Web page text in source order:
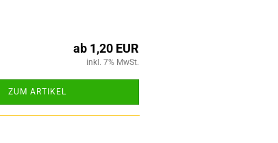
ab 1,20 EUR
inkl. 7% MwSt.
ZUM ARTIKEL